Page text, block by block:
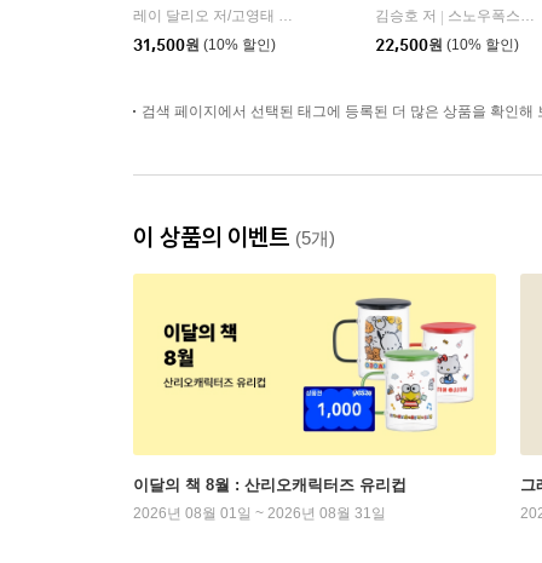
레이 달리오 저/고영태 역
31,500원 (10% 할인)
김승호 저
스노우폭스북스
22,500원 (10% 할인)
검색 페이지에서 선택된 태그에 등록된 더 많은 상품을 확인해
이 상품의 이벤트 (5개)
이달의 책 8월 : 산리오캐릭터즈 유리컵
2026년 08월 01일 ~ 2026년 08월 31일
그